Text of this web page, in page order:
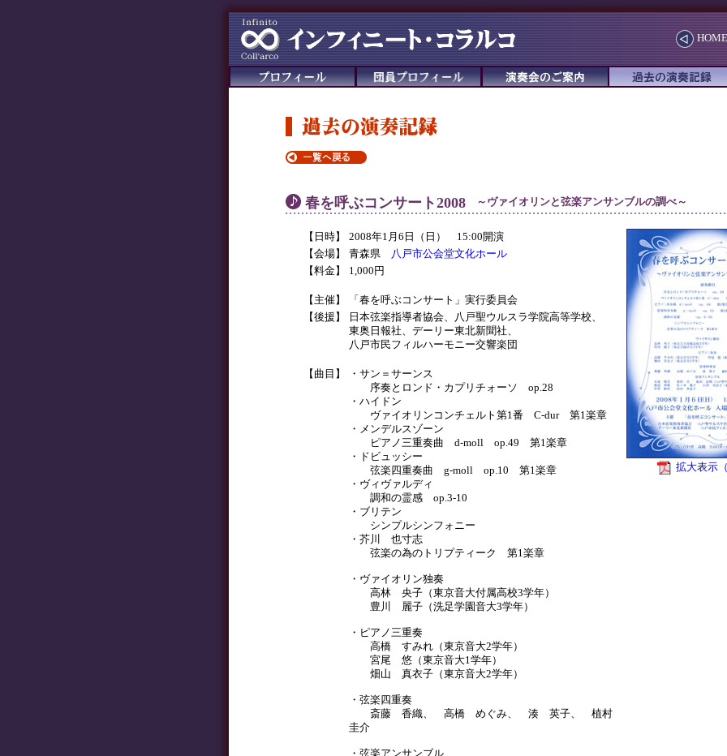
春を呼ぶコンサート2008 ～ヴァイオリンと弦楽アンサンブルの調べ～
【日時】
2008年1月6日（日） 15:00開演
【会場】
青森県 八戸市公会堂文化ホール
【料金】
1,000円
【主催】
「春を呼ぶコンサート」実行委員会
【後援】
日本弦楽指導者協会、八戸聖ウルスラ学院高等学校、
東奥日報社、デーリー東北新聞社、
八戸市民フィルハーモニー交響楽団
【曲目】
・サン＝サーンス
序奏とロンド・カプリチォーソ op.28
・ハイドン
ヴァイオリンコンチェルト第1番 C-dur 第1楽章
・メンデルスゾーン
ピアノ三重奏曲 d-moll op.49 第1楽章
・ドビュッシー
弦楽四重奏曲 g-moll op.10 第1楽章
・ヴィヴァルディ
調和の霊感 op.3-10
・ブリテン
シンプルシンフォニー
・芥川 也寸志
弦楽の為のトリプティーク 第1楽章
・ヴァイオリン独奏
高林 央子（東京音大付属高校3学年）
豊川 麗子（洗足学園音大3学年）
・ピアノ三重奏
高橋 すみれ（東京音大2学年）
宮尾 悠（東京音大1学年）
畑山 真衣子（東京音大2学年）
・弦楽四重奏
斎藤 香織、 高橋 めぐみ、 湊 英子、 植村
圭介
・弦楽アンサンブル
拡大表示